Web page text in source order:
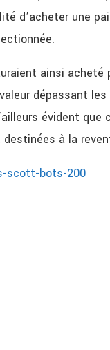
d’acheter une
ainsi acheté
dépassant
évident que
à la